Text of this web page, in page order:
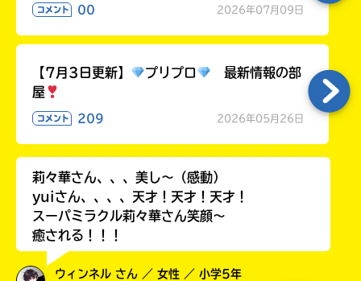
コメント 00 2026年07月09日
【7月3日更新】 プリプロ
最新情報の部
屋
コメント 209 2026年05月26日
莉々華さん、、、美し〜（感動）
yuiさん、、、、天才！天才！天才！
スーパミラクル莉々華さん笑顔〜
癒される！！！
ウィンネル さん ／ 女性 ／ 小学5年